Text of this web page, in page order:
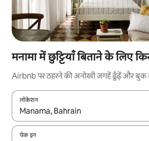
मनामा में छुट्टियाँ बिताने के लिए
Airbnb पर ठहरने की अनोखी जगहें ढूँढ़ें और बुक
लोकेशन
नतीजों के उपलब्ध होने पर, अप और डाउन 'ऐरो
चेक इन